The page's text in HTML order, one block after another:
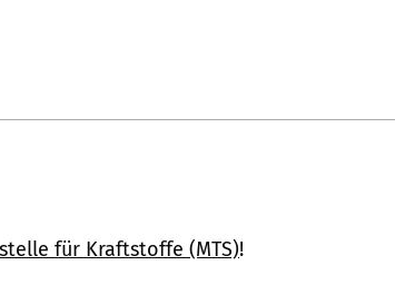
für Kraftstoffe (MTS)!